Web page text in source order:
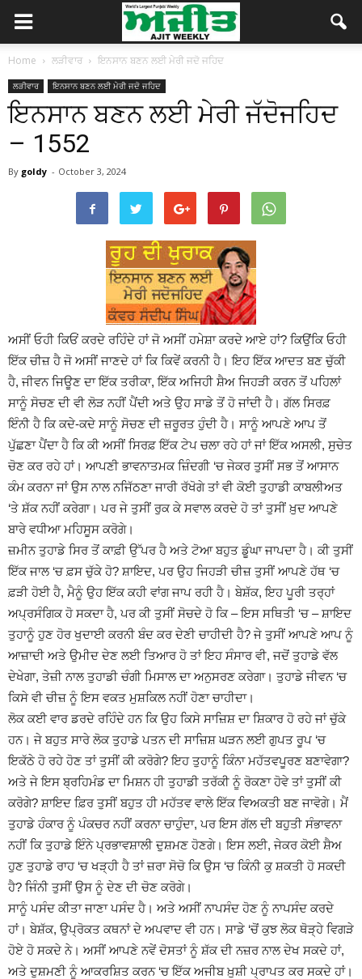
Home ਲੜੀਵਾਰ ਇਨਸਾਨ ਬਣਨ ਲਈ ਮੇਰੀ ਜਦੋ ਜਹਿਦ
ਲੜੀਵਾਰ ਇਨਸਾਨ ਬਣਨ ਲਈ ਮੇਰੀ ਜਦੋ ਜਹਿਦ
ਇਨਸਾਨ ਬਣਨ ਲਈ ਮੇਰੀ ਜੱਦੋਜਹਿਦ
– 1552
By goldy - October 3, 2024
ਅਸੀਂ ਓਹੀ ਕਿਓਂ ਕਰਦੇ ਰਹਿੰਦੇ ਹਾਂ ਜੋ ਅਸੀਂ ਹਮੇਸ਼ਾ ਕਰਦੇ ਆਏ ਹਾਂ? ਕਿਉਂਕਿ ਓਹੀ
ਇੱਕ ਚੀਜ਼ ਹੈ ਜੋ ਅਸੀਂ ਜਾਣਦੇ ਹਾਂ ਕਿ ਕਿਵੇਂ ਕਰਨੀ ਹੈ। ਇਹ ਇੱਕ ਆਦਤ ਬਣ ਚੁੱਕੀ
ਹੈ, ਜੀਵਨ ਜਿਊਣ ਦਾ ਇੱਕ ਤਰੀਕਾ, ਇੱਕ ਅਜਿਹੀ ਸ਼ੈਅ ਜਿਹੜੀ ਕਰਨ ਤੋਂ ਪਹਿਲਾਂ
ਸਾਨੂੰ ਸੋਚਣ ਦੀ ਵੀ ਲੋੜ ਨਹੀਂ ਪੈਂਦੀ ਅਤੇ ਉਹ ਸਾਡੇ ਤੋਂ ਹੋ ਜਾਂਦੀ ਹੈ। ਗੱਲ ਸਿਰਫ਼
ਇੰਨੀ ਹੈ ਕਿ ਕਦੇ-ਕਦੇ ਸਾਨੂੰ ਸੋਚਣ ਦੀ ਜ਼ਰੂਰਤ ਹੁੰਦੀ ਹੈ। ਸਾਨੂੰ ਆਪਣੇ ਆਪ ਤੋਂ
ਪੁੱਛਣਾ ਪੈਂਦਾ ਹੈ ਕਿ ਕੀ ਅਸੀਂ ਸਿਰਫ਼ ਇੱਕ ਟੇਪ ਚਲਾ ਰਹੇ ਹਾਂ ਜਾਂ ਇੱਕ ਅਸਲੀ, ਸੁਚੇਤ
ਚੋਣ ਕਰ ਰਹੇ ਹਾਂ। ਆਪਣੀ ਭਾਵਨਾਤਮਕ ਜ਼ਿੰਦਗੀ ‘ਚ ਜੇਕਰ ਤੁਸੀਂ ਸਭ ਤੋਂ ਆਸਾਨ
ਕੰਮ ਕਰਨਾ ਜਾਂ ਉਸ ਨਾਲ ਨਜਿੱਠਣਾ ਜਾਰੀ ਰੱਖੋਗੇ ਤਾਂ ਵੀ ਕੋਈ ਤੁਹਾਡੀ ਕਾਬਲੀਅਤ
‘ਤੇ ਸ਼ੱਕ ਨਹੀਂ ਕਰੇਗਾ। ਪਰ ਜੇ ਤੁਸੀਂ ਰੁਕ ਕੇ ਸਵਾਲ ਕਰਦੇ ਹੋ ਤਾਂ ਤੁਸੀਂ ਖ਼ੁਦ ਆਪਣੇ
ਬਾਰੇ ਵਧੀਆ ਮਹਿਸੂਸ ਕਰੋਗੇ।
ਜ਼ਮੀਨ ਤੁਹਾਡੇ ਸਿਰ ਤੋਂ ਕਾਫ਼ੀ ਉੱਪਰ ਹੈ ਅਤੇ ਟੋਆ ਬਹੁਤ ਡੂੰਘਾ ਜਾਪਦਾ ਹੈ। ਕੀ ਤੁਸੀਂ
ਇੱਕ ਜਾਲ ‘ਚ ਫ਼ਸ ਚੁੱਕੇ ਹੋ? ਸ਼ਾਇਦ, ਪਰ ਉਹ ਜਿਹੜੀ ਚੀਜ਼ ਤੁਸੀਂ ਆਪਣੇ ਹੱਥ ‘ਚ
ਫ਼ੜੀ ਹੋਈ ਹੈ, ਮੈਨੂੰ ਉਹ ਇੱਕ ਕਹੀ ਵਾਂਗ ਜਾਪ ਰਹੀ ਹੈ। ਬੇਸ਼ੱਕ, ਇਹ ਪੂਰੀ ਤਰ੍ਹਾਂ
ਅਪ੍ਰਸੰਗਿਕ ਹੋ ਸਕਦਾ ਹੈ, ਪਰ ਕੀ ਤੁਸੀਂ ਸੋਚਦੇ ਹੋ ਕਿ – ਇਸ ਸਥਿਤੀ ‘ਚ – ਸ਼ਾਇਦ
ਤੁਹਾਨੂੰ ਹੁਣ ਹੋਰ ਖੁਦਾਈ ਕਰਨੀ ਬੰਦ ਕਰ ਦੇਣੀ ਚਾਹੀਦੀ ਹੈ? ਜੇ ਤੁਸੀਂ ਆਪਣੇ ਆਪ ਨੂੰ
ਆਜ਼ਾਦੀ ਅਤੇ ਉਮੀਦ ਦੇਣ ਲਈ ਤਿਆਰ ਹੋ ਤਾਂ ਇਹ ਸੰਸਾਰ ਵੀ, ਜਦੋਂ ਤੁਹਾਡੇ ਵੱਲ
ਦੇਖੇਗਾ, ਤੇਜ਼ੀ ਨਾਲ ਤੁਹਾਡੀ ਚੰਗੀ ਮਿਸਾਲ ਦਾ ਅਨੁਸਰਣ ਕਰੇਗਾ। ਤੁਹਾਡੇ ਜੀਵਨ ‘ਚ
ਕਿਸੇ ਵੀ ਚੀਜ਼ ਨੂੰ ਇਸ ਵਕਤ ਮੁਸ਼ਕਿਲ ਨਹੀਂ ਹੋਣਾ ਚਾਹੀਦਾ।
ਲੋਕ ਕਈ ਵਾਰ ਡਰਦੇ ਰਹਿੰਦੇ ਹਨ ਕਿ ਉਹ ਕਿਸੇ ਸਾਜ਼ਿਸ਼ ਦਾ ਸ਼ਿਕਾਰ ਹੋ ਰਹੇ ਜਾਂ ਚੁੱਕੇ
ਹਨ। ਜੇ ਬਹੁਤ ਸਾਰੇ ਲੋਕ ਤੁਹਾਡੇ ਪਤਨ ਦੀ ਸਾਜ਼ਿਸ਼ ਘੜਨ ਲਈ ਗੁਪਤ ਰੂਪ ‘ਚ
ਇਕੱਠੇ ਹੋ ਰਹੇ ਹੋਣ ਤਾਂ ਤੁਸੀਂ ਕੀ ਕਰੋਗੇ? ਇਹ ਤੁਹਾਨੂੰ ਕਿੰਨਾ ਮਹੱਤਵਪੂਰਣ ਬਣਾਵੇਗਾ?
ਅਤੇ ਜੇ ਇਸ ਬ੍ਰਹਿਮੰਡ ਦਾ ਮਿਸ਼ਨ ਹੀ ਤੁਹਾਡੀ ਤਰੱਕੀ ਨੂੰ ਰੋਕਣਾ ਹੋਵੇ ਤਾਂ ਤੁਸੀਂ ਕੀ
ਕਰੋਗੇ? ਸ਼ਾਇਦ ਫ਼ਿਰ ਤੁਸੀਂ ਬਹੁਤ ਹੀ ਮਹੱਤਵ ਵਾਲੇ ਇੱਕ ਵਿਅਕਤੀ ਬਣ ਜਾਵੋਗੇ। ਮੈਂ
ਤੁਹਾਡੇ ਹੰਕਾਰ ਨੂੰ ਪੰਕਚਰ ਨਹੀਂ ਕਰਨਾ ਚਾਹੁੰਦਾ, ਪਰ ਇਸ ਗੱਲ ਦੀ ਬਹੁਤੀ ਸੰਭਾਵਨਾ
ਨਹੀਂ ਕਿ ਤੁਹਾਡੇ ਇੰਨੇ ਪ੍ਰਭਾਵਸ਼ਾਲੀ ਦੁਸ਼ਮਣ ਹੋਣਗੇ। ਇਸ ਲਈ, ਜੇਕਰ ਕੋਈ ਸ਼ੈਅ
ਹੁਣ ਤੁਹਾਡੇ ਰਾਹ ‘ਚ ਖੜ੍ਹੀ ਹੈ ਤਾਂ ਜ਼ਰਾ ਸੋਚੋ ਕਿ ਉਸ ‘ਚ ਕਿੰਨੀ ਕੁ ਸ਼ਕਤੀ ਹੋ ਸਕਦੀ
ਹੈ? ਜਿੰਨੀ ਤੁਸੀਂ ਉਸ ਨੂੰ ਦੇਣ ਦੀ ਚੋਣ ਕਰੋਗੇ।
ਸਾਨੂੰ ਪਸੰਦ ਕੀਤਾ ਜਾਣਾ ਪਸੰਦ ਹੈ। ਅਤੇ ਅਸੀਂ ਨਾਪਸੰਦ ਹੋਣ ਨੂੰ ਨਾਪਸੰਦ ਕਰਦੇ
ਹਾਂ। ਬੇਸ਼ੱਕ, ਉਪ੍ਰੋਕਤ ਕਥਨਾਂ ਦੇ ਅਪਵਾਦ ਵੀ ਹਨ। ਸਾਡੇ ‘ਚੋਂ ਕੁਝ ਲੋਕ ਥੋੜ੍ਹੇ ਵਿਗੜੇ
ਹੋਏ ਹੋ ਸਕਦੇ ਨੇ। ਅਸੀਂ ਆਪਣੇ ਨਵੇਂ ਦੋਸਤਾਂ ਨੂੰ ਸ਼ੱਕ ਦੀ ਨਜ਼ਰ ਨਾਲ ਦੇਖ ਸਕਦੇ ਹਾਂ,
ਅਤੇ ਦੁਸ਼ਮਣੀ ਨੂੰ ਆਕਰਸ਼ਿਤ ਕਰਨ ‘ਚ ਇੱਕ ਅਜੀਬ ਖ਼ੁਸ਼ੀ ਪ੍ਰਾਪਤ ਕਰ ਸਕਦੇ ਹਾਂ।